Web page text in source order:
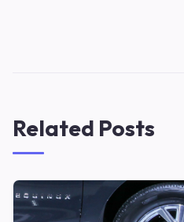
Related Posts